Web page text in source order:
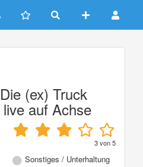
(ex) Truck
auf Achse
3von5
Sonstiges / Unterhaltung